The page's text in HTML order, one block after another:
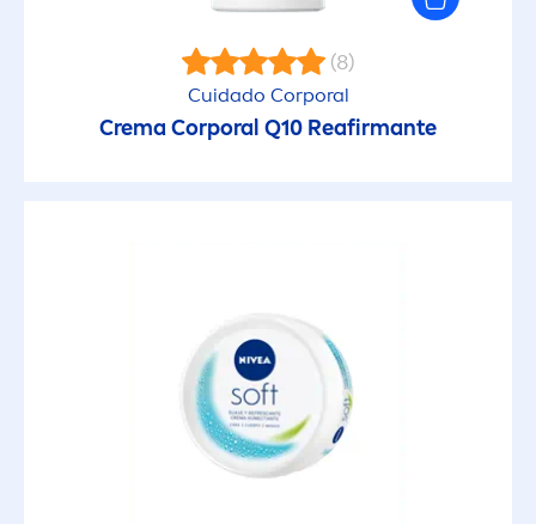
Tono Uniforme de la Piel
RANGO DE PRODUCTO
Crema Corporal
Cremas Multriproposito
(8)
Cuidado Corporal
Crema Corporal Q10 Reafirmante